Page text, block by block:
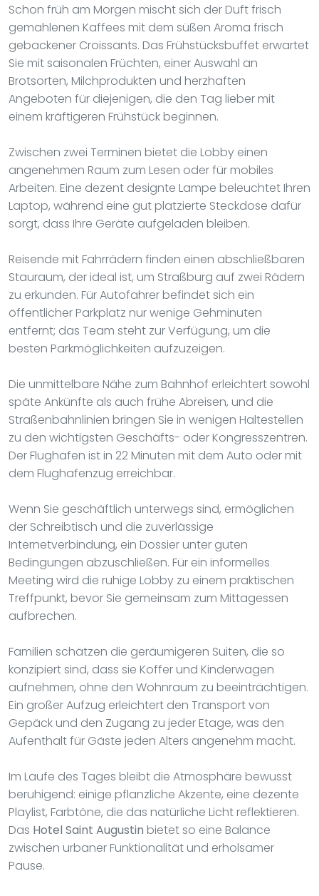
Schon früh am Morgen mischt sich der Duft frisch
gemahlenen Kaffees mit dem süßen Aroma frisch
gebackener Croissants. Das Frühstücksbuffet erwartet
Sie mit saisonalen Früchten, einer Auswahl an
Brotsorten, Milchprodukten und herzhaften
Angeboten für diejenigen, die den Tag lieber mit
einem kräftigeren Frühstück beginnen.
Zwischen zwei Terminen bietet die Lobby einen
angenehmen Raum zum Lesen oder für mobiles
Arbeiten. Eine dezent designte Lampe beleuchtet Ihren
Laptop, während eine gut platzierte Steckdose dafür
sorgt, dass Ihre Geräte aufgeladen bleiben.
Reisende mit Fahrrädern finden einen abschließbaren
Stauraum, der ideal ist, um Straßburg auf zwei Rädern
zu erkunden. Für Autofahrer befindet sich ein
öffentlicher Parkplatz nur wenige Gehminuten
entfernt; das Team steht zur Verfügung, um die
besten Parkmöglichkeiten aufzuzeigen.
Die unmittelbare Nähe zum Bahnhof erleichtert sowohl
späte Ankünfte als auch frühe Abreisen, und die
Straßenbahnlinien bringen Sie in wenigen Haltestellen
zu den wichtigsten Geschäfts- oder Kongresszentren.
Der Flughafen ist in 22 Minuten mit dem Auto oder mit
dem Flughafenzug erreichbar.
Wenn Sie geschäftlich unterwegs sind, ermöglichen
der Schreibtisch und die zuverlässige
Internetverbindung, ein Dossier unter guten
Bedingungen abzuschließen. Für ein informelles
Meeting wird die ruhige Lobby zu einem praktischen
Treffpunkt, bevor Sie gemeinsam zum Mittagessen
aufbrechen.
Familien schätzen die geräumigeren Suiten, die so
konzipiert sind, dass sie Koffer und Kinderwagen
aufnehmen, ohne den Wohnraum zu beeinträchtigen.
Ein großer Aufzug erleichtert den Transport von
Gepäck und den Zugang zu jeder Etage, was den
Aufenthalt für Gäste jeden Alters angenehm macht.
Im Laufe des Tages bleibt die Atmosphäre bewusst
beruhigend: einige pflanzliche Akzente, eine dezente
Playlist, Farbtöne, die das natürliche Licht reflektieren.
Das Hotel Saint Augustin bietet so eine Balance
zwischen urbaner Funktionalität und erholsamer
Pause.